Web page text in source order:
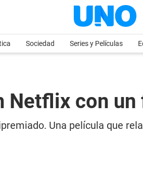
Sociedad Series y Películas
Netflix con
Una película que